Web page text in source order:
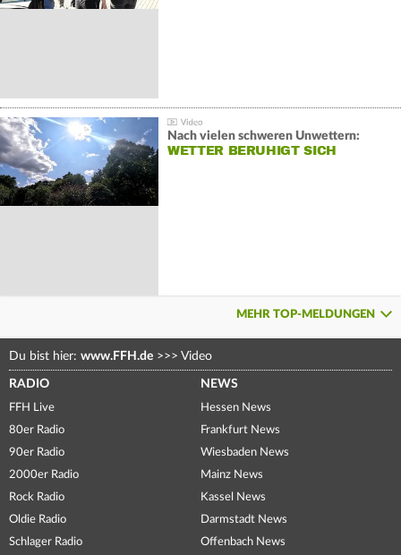
Nach vielen schweren Unwettern:
WETTER BERUHIGT SICH
MEHR TOP-MELDUNGEN
Du bist hier: www.FFH.de >>> Video
RADIO
FFH Live
80er Radio
90er Radio
2000er Radio
Rock Radio
Oldie Radio
Schlager Radio
NEWS
Hessen News
Frankfurt News
Wiesbaden News
Mainz News
Kassel News
Darmstadt News
Offenbach News